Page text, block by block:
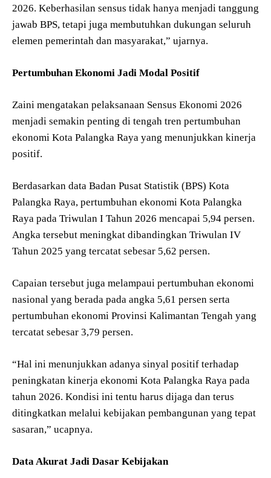
2026. Keberhasilan sensus tidak hanya menjadi tanggung
jawab BPS, tetapi juga membutuhkan dukungan seluruh
elemen pemerintah dan masyarakat,” ujarnya.
Pertumbuhan Ekonomi Jadi Modal Positif
Zaini mengatakan pelaksanaan Sensus Ekonomi 2026
menjadi semakin penting di tengah tren pertumbuhan
ekonomi Kota Palangka Raya yang menunjukkan kinerja
positif.
Berdasarkan data Badan Pusat Statistik (BPS) Kota
Palangka Raya, pertumbuhan ekonomi Kota Palangka
Raya pada Triwulan I Tahun 2026 mencapai 5,94 persen.
Angka tersebut meningkat dibandingkan Triwulan IV
Tahun 2025 yang tercatat sebesar 5,62 persen.
Capaian tersebut juga melampaui pertumbuhan ekonomi
nasional yang berada pada angka 5,61 persen serta
pertumbuhan ekonomi Provinsi Kalimantan Tengah yang
tercatat sebesar 3,79 persen.
“Hal ini menunjukkan adanya sinyal positif terhadap
peningkatan kinerja ekonomi Kota Palangka Raya pada
tahun 2026. Kondisi ini tentu harus dijaga dan terus
ditingkatkan melalui kebijakan pembangunan yang tepat
sasaran,” ucapnya.
Data Akurat Jadi Dasar Kebijakan